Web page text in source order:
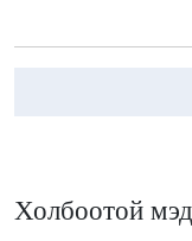
Холбоотой